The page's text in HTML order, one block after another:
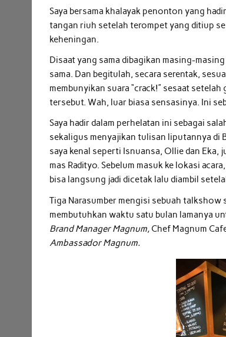
Saya bersama khalayak penonton yang
tangan riuh setelah terompet yang ditiup
keheningan.
Disaat yang sama dibagikan masing-
sama. Dan begitulah, secara serentak,
membunyikan suara “crack!” sesaat
tersebut. Wah, luar biasa sensasinya. Ini
Saya hadir dalam perhelatan ini sebagai
sekaligus menyajikan tulisan liputannya di
saya kenal seperti Isnuansa, Ollie dan Eka,
mas Radityo. Sebelum masuk ke lokasi
bisa langsung jadi dicetak lalu diambil
Tiga Narasumber mengisi sebuah talkshow
membutuhkan waktu satu bulan lamanya
Brand Manager Magnum, Chef Magnum
Ambassador Magnum.